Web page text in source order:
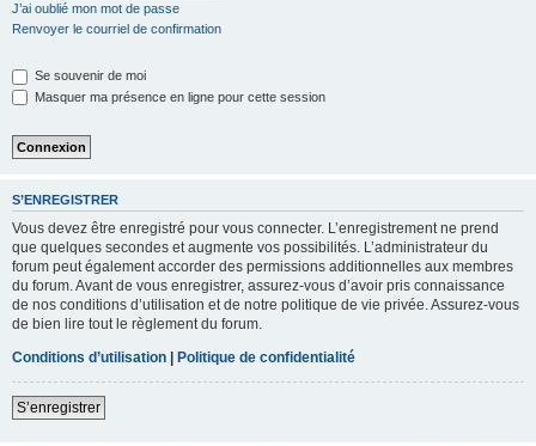
J’ai oublié mon mot de passe
Renvoyer le courriel de confirmation
Se souvenir de moi
Masquer ma présence en ligne pour cette session
S’ENREGISTRER
Vous devez être enregistré pour vous connecter. L’enregistrement ne prend
que quelques secondes et augmente vos possibilités. L’administrateur du
forum peut également accorder des permissions additionnelles aux membres
du forum. Avant de vous enregistrer, assurez-vous d’avoir pris connaissance
de nos conditions d’utilisation et de notre politique de vie privée. Assurez-vous
de bien lire tout le règlement du forum.
Conditions d’utilisation | Politique de confidentialité
S’enregistrer